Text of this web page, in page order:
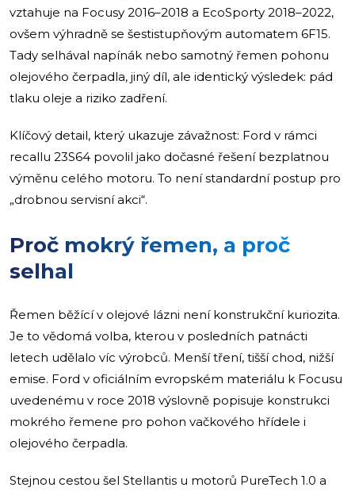
vztahuje na Focusy 2016–2018 a EcoSporty 2018–2022,
ovšem výhradně se šestistupňovým automatem 6F15.
Tady selhával napínák nebo samotný řemen pohonu
olejového čerpadla, jiný díl, ale identický výsledek: pád
tlaku oleje a riziko zadření.
Klíčový detail, který ukazuje závažnost: Ford v rámci
recallu 23S64 povolil jako dočasné řešení bezplatnou
výměnu celého motoru. To není standardní postup pro
„drobnou servisní akci“.
Proč mokrý řemen, a proč
selhal
Řemen běžící v olejové lázni není konstrukční kuriozita.
Je to vědomá volba, kterou v posledních patnácti
letech udělalo víc výrobců. Menší tření, tišší chod, nižší
emise. Ford v oficiálním evropském materiálu k Focusu
uvedenému v roce 2018 výslovně popisuje konstrukci
mokrého řemene pro pohon vačkového hřídele i
olejového čerpadla.
Stejnou cestou šel Stellantis u motorů PureTech 1.0 a